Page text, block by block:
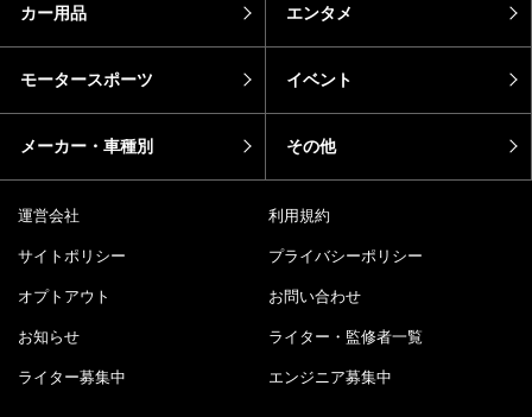
カー用品 エンタメ
モータースポーツ イベント
メーカー・車種別 その他
運営会社 利用規約
サイトポリシー プライバシーポリシー
オプトアウト お問い合わせ
お知らせ ライター・監修者一覧
ライター募集中 エンジニア募集中